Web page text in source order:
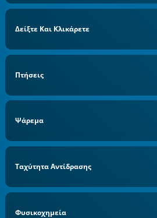
Δείξτε Και Κλικάρετε
Πτήσεις
Ψάρεμα
Ταχύτητα Αντίδρασης
Φυσικοχημεία